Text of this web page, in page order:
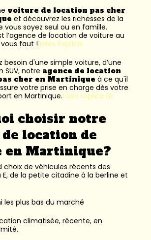
voiture de location pas cher
et découvrez les richesses de la
vous soyez seul ou en famille.
l’agence de location de voiture au
vous faut !Rolex Replica
besoin d'une simple voiture, d’une
SUV, notre agence de location
cher en Martinique à ce qu'il
votre prise en charge dès votre
en Martinique.rolex replica uk
choisir notre
de location de
en Martinique?
choix de véhicules récents des
E, de la petite citadine à la berline et
les plus bas du marché
climatisée, récente, en